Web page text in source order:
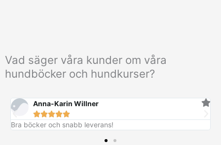
Vad säger våra kunder om våra
hundböcker och hundkurser?
Anna-Karin Willner

Bra böcker och snabb leverans!